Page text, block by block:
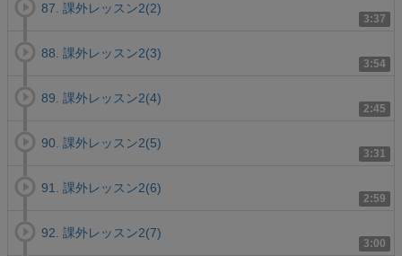
3:37
87. 課外レッスン2(2)
3:54
88. 課外レッスン2(3)
2:45
89. 課外レッスン2(4)
3:31
90. 課外レッスン2(5)
2:59
91. 課外レッスン2(6)
3:00
92. 課外レッスン2(7)